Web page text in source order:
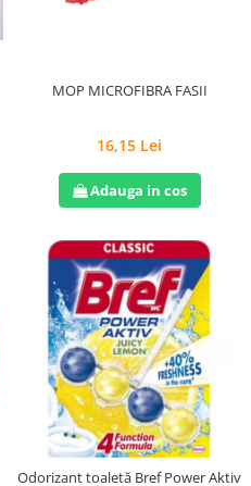
MOP MICROFIBRA FASII
16,15 Lei
Adauga in cos
Odorizant toaletă Bref Power Aktiv